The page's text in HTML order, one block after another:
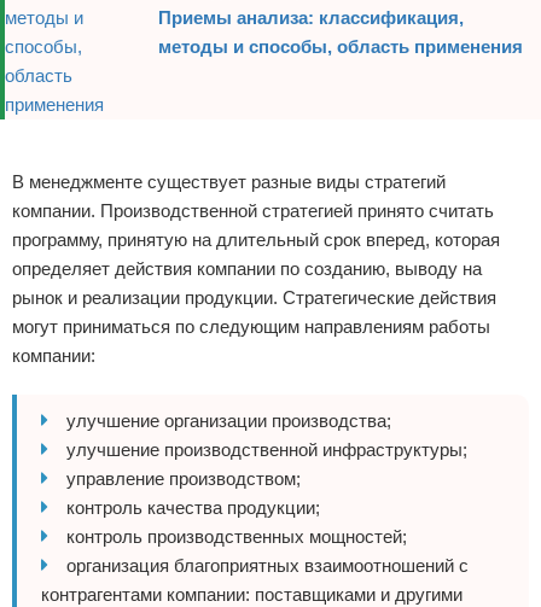
Приемы анализа: классификация,
методы и способы, область применения
В менеджменте существует разные виды стратегий
компании. Производственной стратегией принято считать
программу, принятую на длительный срок вперед, которая
определяет действия компании по созданию, выводу на
рынок и реализации продукции. Стратегические действия
могут приниматься по следующим направлениям работы
компании:
улучшение организации производства;
улучшение производственной инфраструктуры;
управление производством;
контроль качества продукции;
контроль производственных мощностей;
организация благоприятных взаимоотношений с
контрагентами компании: поставщиками и другими